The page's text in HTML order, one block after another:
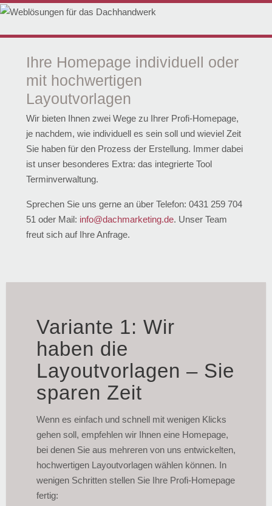
Ihre Homepage individuell oder
mit hochwertigen
Layoutvorlagen
Wir bieten Ihnen zwei Wege zu Ihrer Profi-Homepage,
je nachdem, wie individuell es sein soll und wieviel Zeit
Sie haben für den Prozess der Erstellung. Immer dabei
ist unser besonderes Extra: das integrierte Tool
Terminverwaltung.
Sprechen Sie uns gerne an über Telefon: 0431 259 704
51 oder Mail: info@dachmarketing.de. Unser Team
freut sich auf Ihre Anfrage.
Variante 1: Wir
haben die
Layoutvorlagen – Sie
sparen Zeit
Wenn es einfach und schnell mit wenigen Klicks
gehen soll, empfehlen wir Ihnen eine Homepage,
bei denen Sie aus mehreren von uns entwickelten,
hochwertigen Layoutvorlagen wählen können. In
wenigen Schritten stellen Sie Ihre Profi-Homepage
fertig: